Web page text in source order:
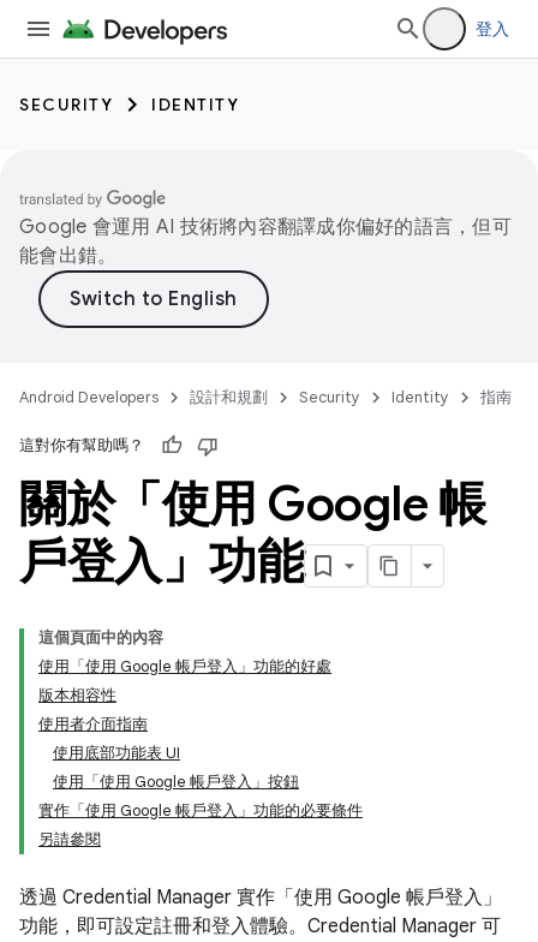
登入
SECURITY IDENTITY
Google 會運用 AI 技術將內容翻譯成你偏好的語言，但可
能會出錯。
Android Developers 設計和規劃 Security Identity 指南
這對你有幫助嗎？
關於「使用 Google 帳
戶登入」功能
這個頁面中的內容
使用「使用 Google 帳戶登入」功能的好處
版本相容性
使用者介面指南
使用底部功能表 UI
使用「使用 Google 帳戶登入」按鈕
實作「使用 Google 帳戶登入」功能的必要條件
另請參閱
透過 Credential Manager 實作「使用 Google 帳戶登入」
功能，即可設定註冊和登入體驗。Credential Manager 可